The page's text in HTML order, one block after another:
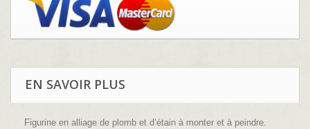
EN SAVOIR PLUS
Figurine en alliage de plomb et d’étain à monter et à peindre.